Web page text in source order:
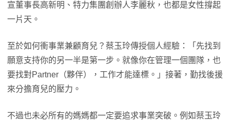
宣董事長高新明、特力集團創辦人李麗秋，也都是女性撐起
一片天。
至於如何衝事業兼顧育兒？蔡玉玲傳授個人經驗：「先找到
願意支持你的另一半是第一步。就像你在管理一個團隊，也
要找對Partner（夥伴），工作才能達標。」接著，勤找後援
來分擔育兒的壓力。
不過也未必所有的媽媽都一定要追求事業突破。例如蔡玉玲